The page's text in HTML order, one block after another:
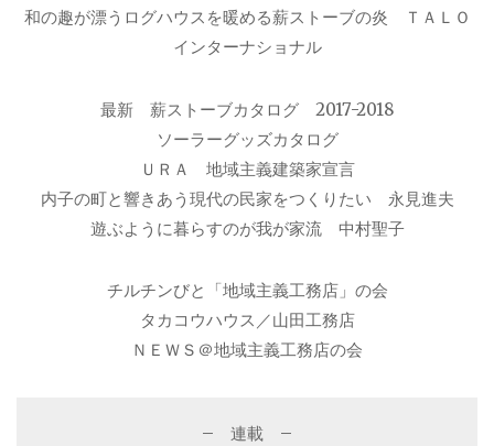
和の趣が漂うログハウスを暖める薪ストーブの炎 ＴＡＬＯ
インターナショナル
最新 薪ストーブカタログ 2017-2018
ソーラーグッズカタログ
ＵＲＡ 地域主義建築家宣言
内子の町と響きあう現代の民家をつくりたい 永見進夫
遊ぶように暮らすのが我が家流 中村聖子
チルチンびと「地域主義工務店」の会
タカコウハウス／山田工務店
ＮＥＷＳ＠地域主義工務店の会
– 連載 –